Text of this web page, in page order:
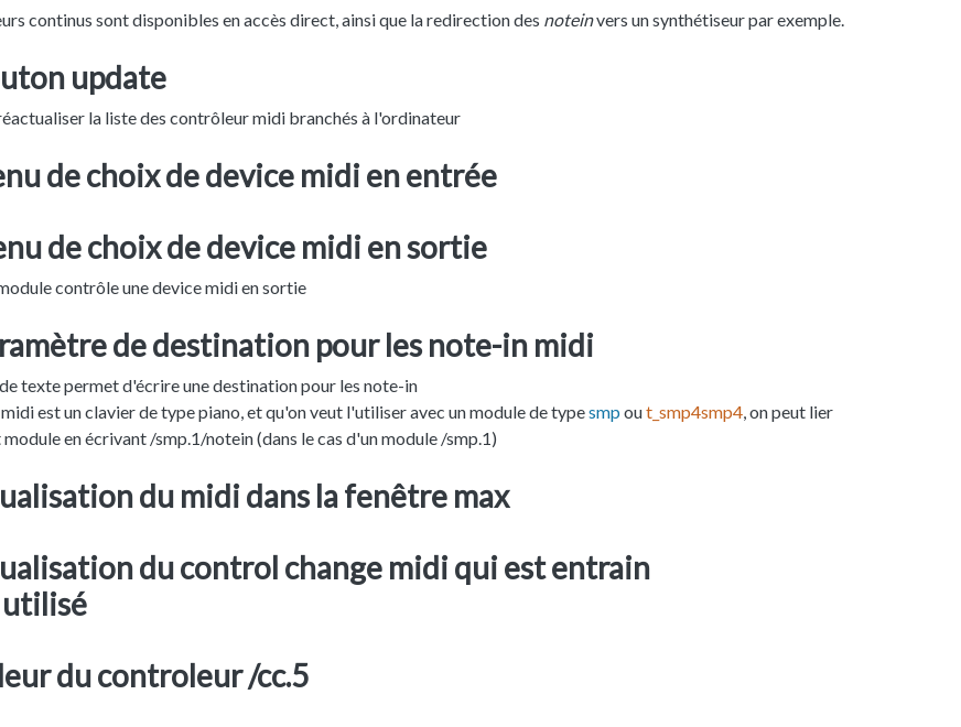
continus sont disponibles en accès direct, ainsi que la redirection des noteinvers un synthétiseur par exemple.
update
la liste des contrôleur midi branchés à l'ordinateur
de choix de device midi en entrée
de choix de device midi en sortie
contrôle une device midi en sortie
de destination pour les note-in midi
texte permet d'écrire une destination pour les note-in
est un clavier de type piano, et qu'on veut l'utiliser avec un module de typesmp out_smp4smp4, on peut lier
en écrivant /smp.1/notein (dans le cas d'un module /smp.1)
du midi dans la fenêtre max
du control change midi qui est entrain
du controleur /cc.5